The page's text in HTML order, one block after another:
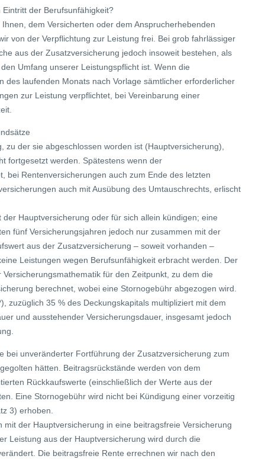
der Berufsunfähigkeit?
dem Versicherten oder dem Ansprucherhebenden
von der Verpflichtung zur Leistung frei. Bei grob fahrlässiger
aus der Zusatzversicherung jedoch insoweit bestehen, als
Umfang unserer Leistungspflicht ist. Wenn die
des laufenden Monats nach Vorlage sämtlicher erforderlicher
zur Leistung verpflichtet, bei Vereinbarung einer
der sie abgeschlossen worden ist (Hauptversicherung),
fortgesetzt werden. Spätestens wenn der
bei Rentenversicherungen auch zum Ende des letzten
auch mit Ausübung des Umtauschrechts, erlischt
Hauptversicherung oder für sich allein kündigen; eine
fünf Versicherungsjahren jedoch nur zusammen mit der
aus der Zusatzversicherung – soweit vorhanden –
Leistungen wegen Berufsunfähigkeit erbracht werden. Der
für den Zeitpunkt, zu dem die
berechnet, wobei eine Stornogebühr abgezogen wird.
zuzüglich 35 % des Deckungskapitals multipliziert mit dem
und ausstehender Versicherungsdauer, insgesamt jedoch
bei unveränderter Fortführung der Zusatzversicherung zum
hätten. Beitragsrückstände werden von dem
Rückkaufswerte (einschließlich der Werte aus der
Eine Stornogebühr wird nicht bei Kündigung einer vorzeitig
3) erhoben.
der Hauptversicherung in eine beitragsfreie Versicherung
Leistung aus der Hauptversicherung wird durch die
Die beitragsfreie Rente errechnen wir nach den